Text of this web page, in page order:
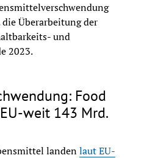
Überarbeitung der
und
2023.
Food
weit 143 Mrd.
landenlaut EU-